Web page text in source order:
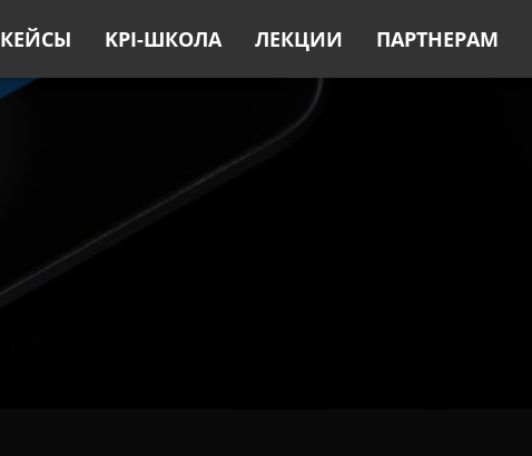
КЕЙСЫ KPI-ШКОЛА ЛЕКЦИИ ПАРТНЕРАМ